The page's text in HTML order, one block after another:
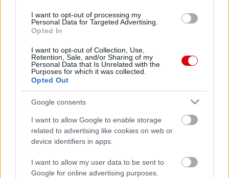
I want to opt-out of processing my
Personal Data for Targeted Advertising.
Opted In
I want to opt-out of Collection, Use,
Retention, Sale, and/or Sharing of my
Personal Data that Is Unrelated with the
Purposes for which it was collected.
Opted Out
Google consents
I want to allow Google to enable storage
related to advertising like cookies on web or
device identifiers in apps.
I want to allow my user data to be sent to
Google for online advertising purposes.
Meccs Center
Paris Saint-Germain
Manchester United
Nya Ullevi, Göteborg
2026-08-08 17:00